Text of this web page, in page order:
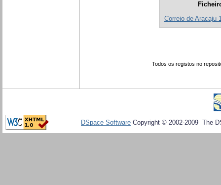
Correio de Aracaju
Todos os registos no
DSpace Software Copyright © 2002-2009 The